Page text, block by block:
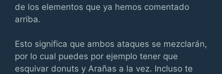
de los elementos que ya hemos comentado
arriba.
Esto significa que ambos ataques se mezclarán,
por lo cual puedes por ejemplo tener que
esquivar donuts y Arañas a la vez. Incluso te